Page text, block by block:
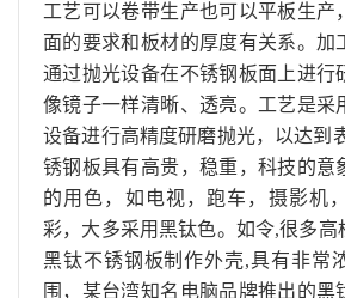
工艺可以卷带生产也可以平板生产
面的要求和板材的厚度有关系。加
通过抛光设备在不锈钢板面上进行
像镜子一样清晰、透亮。工艺是采
设备进行高精度研磨抛光，以达到
锈钢板具有高贵，稳重，科技的意
的用色，如电视，跑车，摄影机
彩，大多采用黑钛色。如令,很多高
黑钛不锈钢板制作外壳,具有非常
围，某台湾知名电脑品牌推出的黑